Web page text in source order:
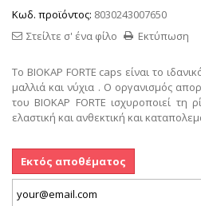
Κωδ. προϊόντος: 8030243007650
Εκτύπωση
Στείλτε σ' ένα φίλο
Το BIOKAP FORTE caps είναι το
μαλλιά και νύχια . Ο οργανισμός
του BIOKAP FORTE ισχυροποιεί τη
ελαστική και ανθεκτική και
Εκτός αποθέματος